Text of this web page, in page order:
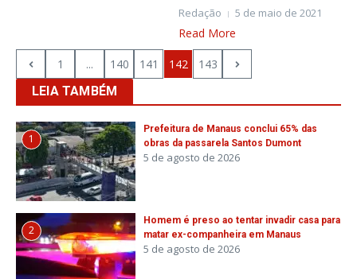
Redação 5 de maio de 2021
Read More
1 ... 140 141 142
143
LEIA TAMBÉM
1
Prefeitura de Manaus conclui 65% das
obras da passarela Santos Dumont
5 de agosto de 2026
2
Homem é preso ao tentar invadir casa para
matar ex-companheira em Manaus
5 de agosto de 2026